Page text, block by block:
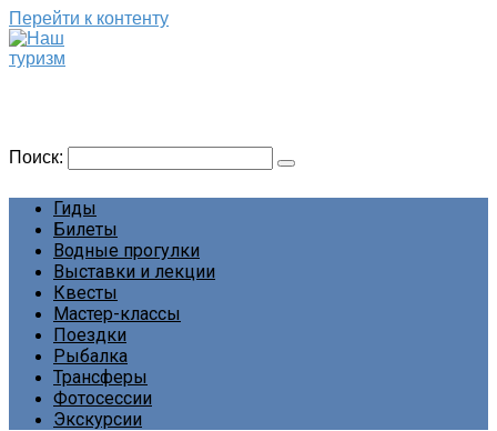
Перейти к контенту
Поиск:
Гиды
Билеты
Водные прогулки
Выставки и лекции
Квесты
Мастер-классы
Поездки
Рыбалка
Трансферы
Фотосессии
Экскурсии